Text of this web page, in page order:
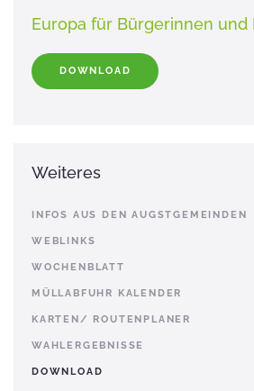
Europa für Bürgerinnen und
DOWNLOAD
Weiteres
INFOS AUS DEN AUGSTGEMEINDEN
WEBLINKS
WOCHENBLATT
MÜLLABFUHR KALENDER
KARTEN/ ROUTENPLANER
WAHLERGEBNISSE
DOWNLOAD